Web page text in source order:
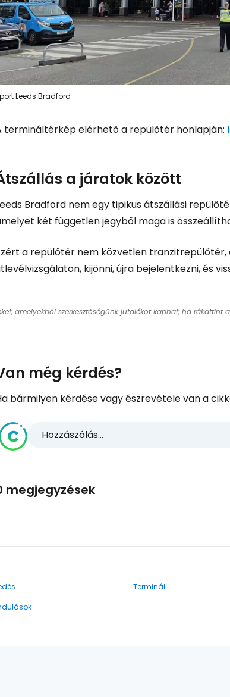
Leeds Bradford
termináltérkép elérhető a repülőtér honlapján:
a járatok között
Bradford nem egy tipikus átszállási
két független jegyből maga is
a repülőtér nem közvetlen tranzitrepülőtér,
kijönni, újra bejelentkezni, és
amelyekből szerkesztőségünk jutalékot kaphat, ha rákattint
még kérdés?
bármilyen kérdése vagy észrevétele van a
Hozzászólás...
megjegyzések
Terminál